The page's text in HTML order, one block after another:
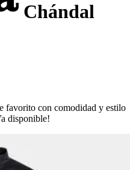
Chándal
favorito con comodidad y estilo
disponible!